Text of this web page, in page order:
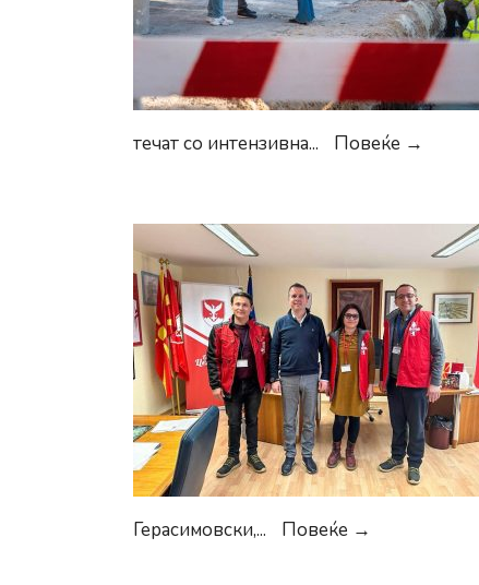
течат со интензивна... Повеќе →
на
на
Герасимовски,... Повеќе →